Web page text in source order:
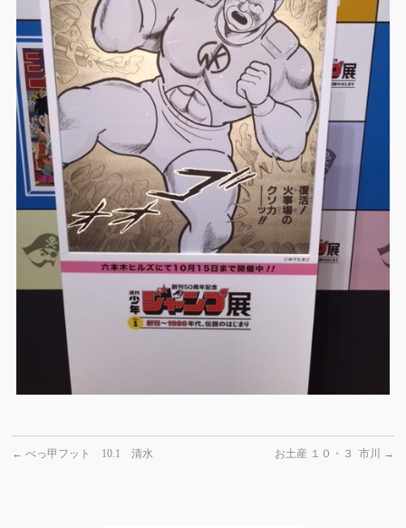
← べっ甲フット 10.1 清水 お土産 １０・３ 市川 →